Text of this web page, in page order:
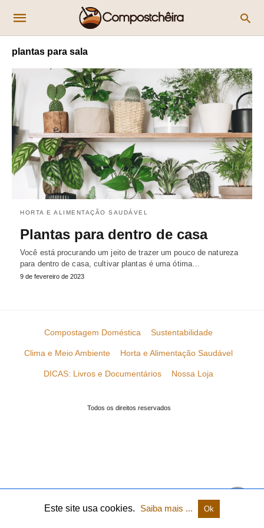
plantas para sala
HORTA E ALIMENTAÇÃO SAUDÁVEL
Plantas para dentro de casa
Você está procurando um jeito de trazer um pouco de natureza
para dentro de casa, cultivar plantas é uma ótima…
9 de fevereiro de 2023
Compostagem Doméstica Sustentabilidade
Clima e Meio Ambiente Horta e Alimentação Saudável
DICAS: Livros e Documentários Nossa Loja
Todos os direitos reservados
Este site usa cookies. Saiba mais ... Ok